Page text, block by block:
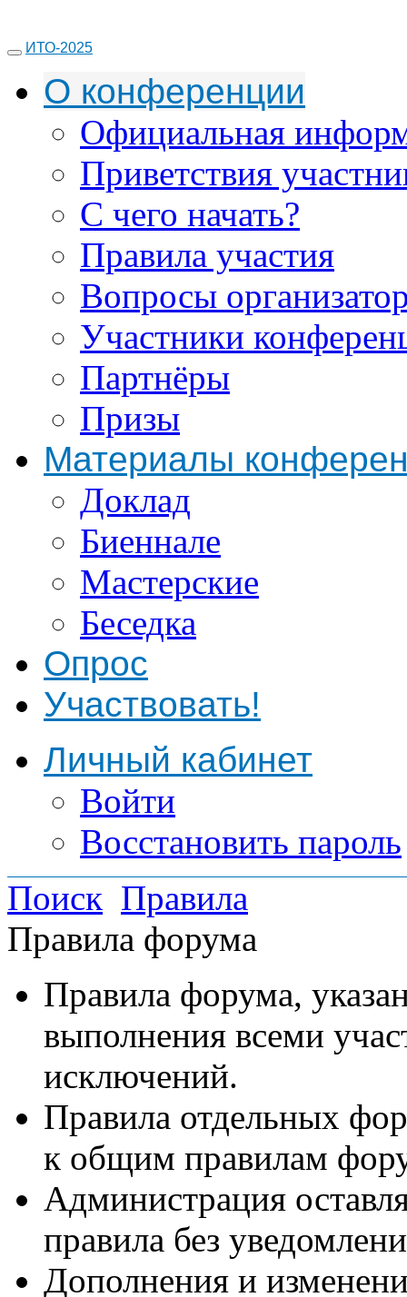
ИТО-2025
О конференции
Официальная
Приветствия
С чего начать?
Правила участия
Вопросы
Участники
Партнёры
Призы
Материалы
Доклад
Биеннале
Мастерские
Беседка
Опрос
Участвовать!
Личный кабинет
Войти
Восстановить пароль
Поиск Правила
Правила форума
Правила форума,
выполнения всеми
исключений.
Правила отдельных
к общим правилам
Администрация
правила без
Дополнения и